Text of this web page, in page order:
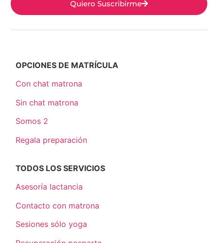
Quiero Suscribirme
OPCIONES DE MATRÍCULA
Con chat matrona
Sin chat matrona
Somos 2
Regala preparación
TODOS LOS SERVICIOS
Asesoría lactancia
Contacto con matrona
Sesiones sólo yoga